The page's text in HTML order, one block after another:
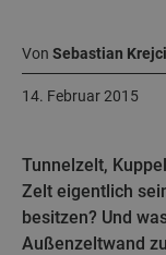
Von Sebastian Krejci
14. Februar 2015
Tunnelzelt,
Zelt eigentlich
besitzen? Und
Außenzeltwand